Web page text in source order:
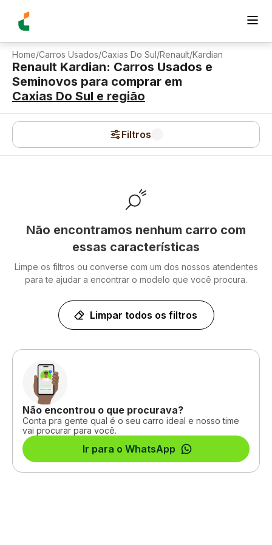
Home/Carros Usados/Caxias Do Sul/Renault/Kardian
Renault Kardian: Carros Usados e
Seminovos para comprar em
Caxias Do Sul e região
Filtros
Não encontramos nenhum carro com
essas características
Limpe os filtros ou converse com um dos nossos atendentes
para te ajudar a encontrar o modelo que você procura.
Limpar todos os filtros
Não encontrou o que procurava?
Conta pra gente qual é o seu carro ideal e nosso time
vai procurar para você.
Ir para o WhatsApp